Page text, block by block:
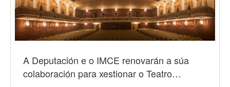
A Deputación e o IMCE renovarán a súa
colaboración para xestionar o Teatro…